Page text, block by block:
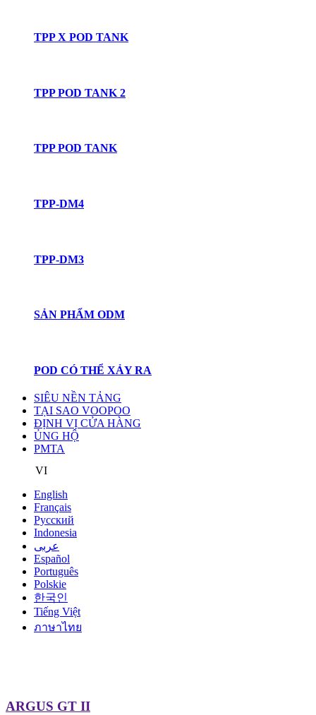
TPP X POD TANK
TPP POD TANK 2
TPP POD TANK
TPP-DM4
TPP-DM3
SẢN PHẨM ODM
POD CÓ THỂ XẢY RA
SIÊU NỀN TẢNG
TẠI SAO VOOPOO
ĐỊNH VỊ CỬA HÀNG
ỦNG HỘ
PMTA
VI
English
Français
Pусский
Indonesia
عربى
Español
Português
Polskie
한국인
Tiếng Việt
ภาษาไทย
ARGUS GT II